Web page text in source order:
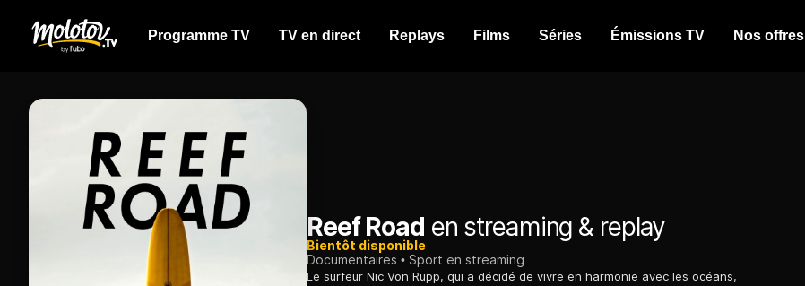
Programme TV TV en direct Replays Films Séries Émissions TV Nos offres
Reef Road en streaming & replay
Bientôt disponible
Documentaires
Sport en streaming
Le surfeur Nic Von Rupp, qui a décidé de vivre en harmonie avec les océans,